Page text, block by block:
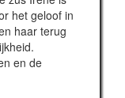
het geloof in
haar terug
en de